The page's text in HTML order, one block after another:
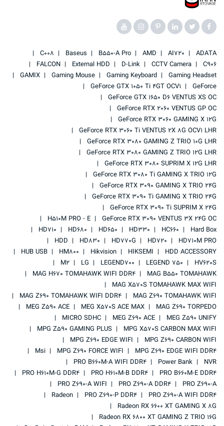
ADATA
AI720
AMD
B550-A Pro
Baseus
C008
C906
CCTV Camera
D-Link
External HDD
FALCON
Gaming Headset
Gaming Keyboard
Gaming Mouse
GAMIX
GeForce
GeForce GTX 1050 Ti 4GT OCV1
GeForce GTX 1650 D6 VENTUS XS OC
GeForce RTX 2060 VENTUS GP OC
GeForce RTX 3060 GAMING X 12G
GeForce RTX 3060 Ti VENTUS 2X 8G OCV1 LHR
GeForce RTX 3080 GAMING Z TRIO 10G LHR
GeForce RTX 3080 GAMING Z TRIO 12G LHR
GeForce RTX 3080 SUPRIM X 12G LHR
GeForce RTX 3080 Ti GAMING X TRIO 12G
GeForce RTX 3090 GAMING X TRIO 24G
GeForce RTX 3090 Ti GAMING X TRIO 24G
GeForce RTX 3090 Ti SUPRIM X 24G
GeForce RTX 3090 VENTUS 3X 24G OC
H510M PRO - E
Hard Box
HC660
HD330
HD650
HD680
HD710
HD710M PRO
HD720
HD770G
HD830
HDD
HDD ACCESSORY
HIKSEMI
Hikvision
HM800
HUB USB
HV620S
LEGEND 750
LEGEND700
LG
M2
MAG B550 TOMAHAWK
MAG H670 TOMAHAWK WIFI DDR4
MAG X570S TOMAHAWK MAX WIFI
MAG Z690 TOMAHAWK WIFI
MAG Z690 TOMAHAWK WIFI DDR4
MAG Z690 TORPEDO
MEG X570S ACE MAX
MEG Z590 ACE
MEG Z590 UNIFY
MEG Z690 ACE
MICRO SDHC
MPG X570S CARBON MAX WIFI
MPG Z590 GAMING PLUS
MPG Z690 CARBON WIFI
MPG Z690 EDGE WIFI
MPG Z690 EDGE WIFI DDR4
MPG Z690 FORCE WIFI
Msi
NVR
Power Bank
PRO B660M-A WIFI DDR4
PRO B660M-E DDR4
PRO H610M-B DDR4
PRO H610M-G DDR4
PRO Z690-A
PRO Z690-A DDR4
PRO Z690-A WIFI
PRO Z690-A WIFI DDR4
PRO Z690-P DDR4
Radeon
Radeon RX 6600 XT GAMING X 8G
Radeon RX 6800 XT GAMING Z TRIO 16G